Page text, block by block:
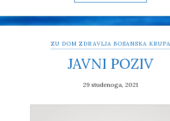
ZU DOM ZDRAVLJA BOSANSKA KRUPA
JAVNI POZIV
29 studenoga, 2021